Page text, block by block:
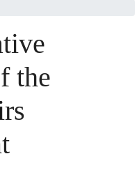
the